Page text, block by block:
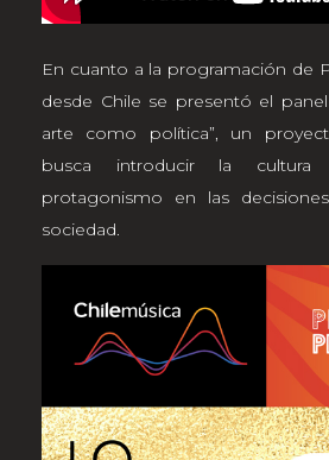
En cuanto a la programación de
desde Chile se presentó el panel
arte como política”, un
busca introducir la
protagonismo en las
sociedad.